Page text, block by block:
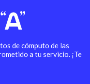
de cómputo de las
a tu servicio. ¡Te